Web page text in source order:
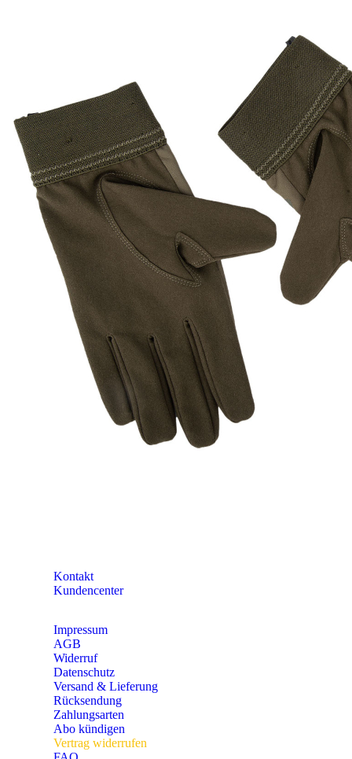
PAREYSHOP – Der Onlineshop für Jagen&Angeln
PAREYSHOP
Telefon: +49 (0) 2604 / 978 888
e-mail:kundencenter@paulparey.de
Mo – Fr 9:00 – 15:00 Uhr
SEMINARE
seminare@paulparey.de
PAREYSHOP VOR ORT
Erich-Kästner-Straße 2
56379 Singhofen
Mo – Do 8:00 – 16:30 Uhr
Fr 8:00 – 15:00 Uhr
Abovorteile
Größen-Tabellen
Bekleidungs-Eigenschaften
Kontakt
Kundencenter
Impressum
AGB
Widerruf
Datenschutz
Versand & Lieferung
Rücksendung
Zahlungsarten
Abo kündigen
Vertrag widerrufen